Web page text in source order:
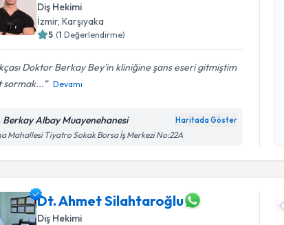
Diş Hekimi
İzmir, Karşıyaka
5 (1 Değerlendirme)
Doktor Berkay Bey’in kliniğine şans eseri gitmiştim
sormak...
Devamı
Berkay Albay Muayenehanesi Haritada Göster
Mahallesi Tiyatro Sokak Borsa İş Merkezi No:22A
Dt. Ahmet Silahtaroğlu
Diş Hekimi